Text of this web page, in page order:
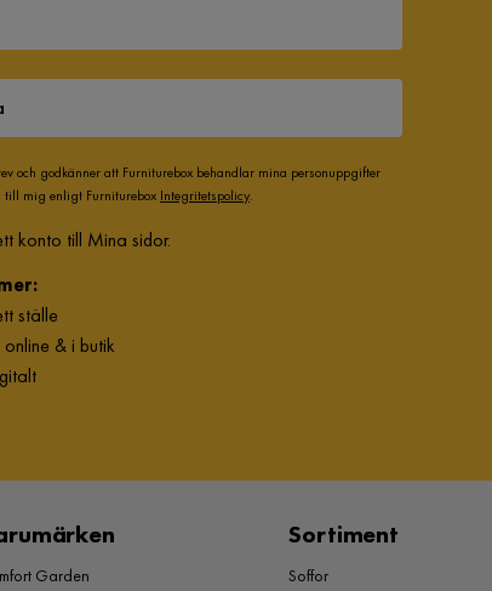
och godkänner att Furniturebox behandlar mina personuppgifter
till mig enligt Furniturebox Integritetspolicy.
konto till Mina sidor.
ställe
& i butik
Garden
Sortiment
Soffor